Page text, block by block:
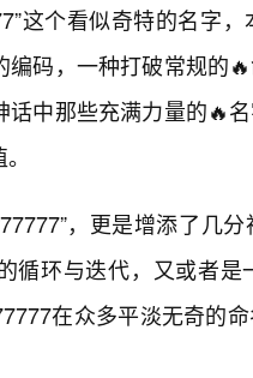
这个看似奇特的名字
码，一种打破常规的
中那些充满力量的🔥
，更是增添了几
循环与迭代，又或者
在众多平淡无奇的